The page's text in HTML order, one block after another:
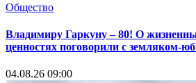
Общество
Владимиру Гаркуну – 80! О
ценностях поговорили с земляком-
04.08.26 09:00